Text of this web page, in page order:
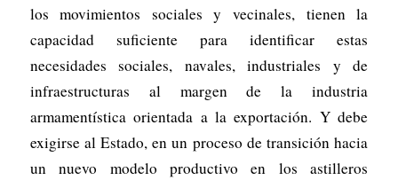
los movimientos sociales y vecinales, tienen la
capacidad suficiente para identificar estas
necesidades sociales, navales, industriales y de
infraestructuras al margen de la industria
armamentística orientada a la exportación. Y debe
exigirse al Estado, en un proceso de transición hacia
un nuevo modelo productivo en los astilleros